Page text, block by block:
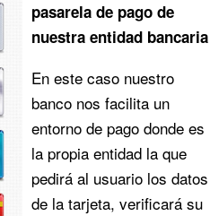
pasarela de pago de
nuestra entidad bancaria
En este caso nuestro
banco nos facilita un
entorno de pago donde es
la propia entidad la que
pedirá al usuario los datos
de la tarjeta, verificará su